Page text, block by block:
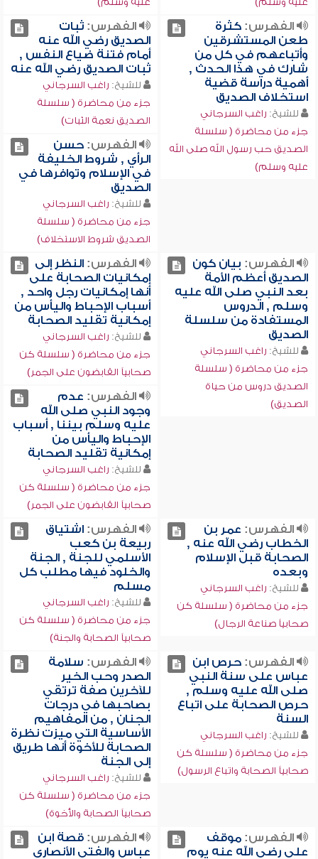
الفهرس:كثرة
طعن المستشرقين
وأتباعهم في كل من
شارك في هذا الحدث ,
أهمية دراسة قضية
استخلاف الصديق
للشيخ: راغب السرجاني
جزء من محاضرة ( سلسلة
الصديق حب رسول الله صلى الله
عليه وسلم)
الفهرس:ثبات
الصديق رضي الله عنه
أمام فتنة ضياع النفس ,
ثبات الصديق رضي الله عنه
للشيخ: راغب السرجاني
جزء من محاضرة ( سلسلة
الصديق نعمة الثبات)
الفهرس:حسن
الرأي , شروط الخليفة
في الإسلام وتوافرها في
الصديق
للشيخ: راغب السرجاني
جزء من محاضرة ( سلسلة
الصديق شروط الاستخلاف)
الفهرس: بيان كون
الصديق أعظم الأمة
بعد النبي صلى الله عليه
وسلم , الدروس
المستفادة من سلسلة
الصديق
للشيخ: راغب السرجاني
جزء من محاضرة ( سلسلة
الصديق دروس من حياة
الصديق)
الفهرس:النظر إلى
إمكانيات الصحابة على
أنها إمكانيات رجل واحد ,
أسباب الإحباط واليأس من
إمكانية تقليد الصحابة
للشيخ: راغب السرجاني
جزء من محاضرة ( سلسلة كن
صحابياً القابضون على الجمر)
الفهرس: عدم
وجود النبي صلى الله
عليه وسلم بيننا , أسباب
الإحباط واليأس من
إمكانية تقليد الصحابة
للشيخ: راغب السرجاني
جزء من محاضرة ( سلسلة كن
صحابياً القابضون على الجمر)
الفهرس: عمر بن
الخطاب رضي الله عنه ,
الصحابة قبل الإسلام
وبعده
للشيخ: راغب السرجاني
جزء من محاضرة ( سلسلة كن
صحابياً صناعة الرجال)
الفهرس:اشتياق
ربيعة بن كعب
الأسلمي للجنة , الجنة
والخلود فيها مطلب كل
مسلم
للشيخ: راغب السرجاني
جزء من محاضرة ( سلسلة كن
صحابياً الصحابة والجنة)
الفهرس:حرص ابن
عباس على سنة النبي
صلى الله عليه وسلم ,
حرص الصحابة على اتباع
السنة
للشيخ: راغب السرجاني
جزء من محاضرة ( سلسلة كن
صحابياً الصحابة واتباع الرسول)
الفهرس: سلامة
الصدر وحب الخير
للآخرين صفة ترتقي
بصاحبها في درجات
الجنان , من المفاهيم
الأساسية التي ميزت نظرة
الصحابة للأخوة أنها طريق
إلى الجنة
للشيخ: راغب السرجاني
جزء من محاضرة ( سلسلة كن
صحابياً الصحابة والأخوة)
الفهرس:موقف
علي رضي الله عنه يوم
الفهرس:قصة ابن
عباس والفتى الأنصاري